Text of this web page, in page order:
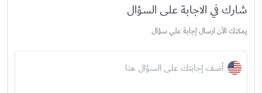
شارك في الاجابة على السؤال
يمكنك الآن ارسال إجابة علي سؤال
أضف إجابتك على السؤال هنا